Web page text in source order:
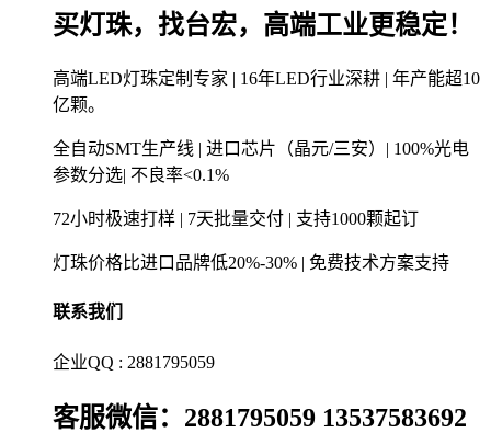
买灯珠，找台宏，高端工业更稳定！
高端LED灯珠定制专家 | 16年LED行业深耕 | 年产能超10
亿颗。
全自动SMT生产线 | 进口芯片（晶元/三安）| 100%光电
参数分选| 不良率<0.1%
72小时极速打样 | 7天批量交付 | 支持1000颗起订
灯珠价格比进口品牌低20%-30% | 免费技术方案支持
联系我们
企业QQ : 2881795059
客服微信：2881795059 13537583692